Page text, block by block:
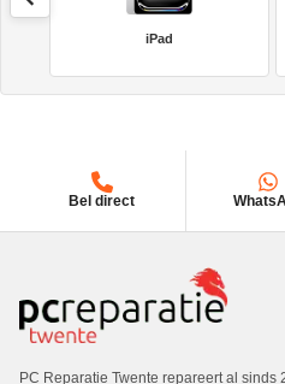
iPad
Bel direct
PC Reparatie Twente repareert al sinds